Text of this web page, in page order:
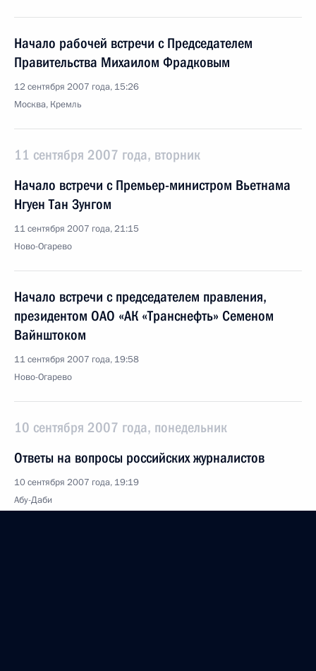
Начало рабочей встречи с Председателем
Правительства Михаилом Фрадковым
12 сентября 2007 года, 15:26
Москва, Кремль
11 сентября 2007 года, вторник
Начало встречи с Премьер-министром Вьетнама
Нгуен Тан Зунгом
11 сентября 2007 года, 21:15
Ново-Огарево
Начало встречи с председателем правления,
президентом ОАО «АК «Транснефть» Семеном
Вайнштоком
11 сентября 2007 года, 19:58
Ново-Огарево
10 сентября 2007 года, понедельник
Ответы на вопросы российских журналистов
10 сентября 2007 года, 19:19
Абу-Даби